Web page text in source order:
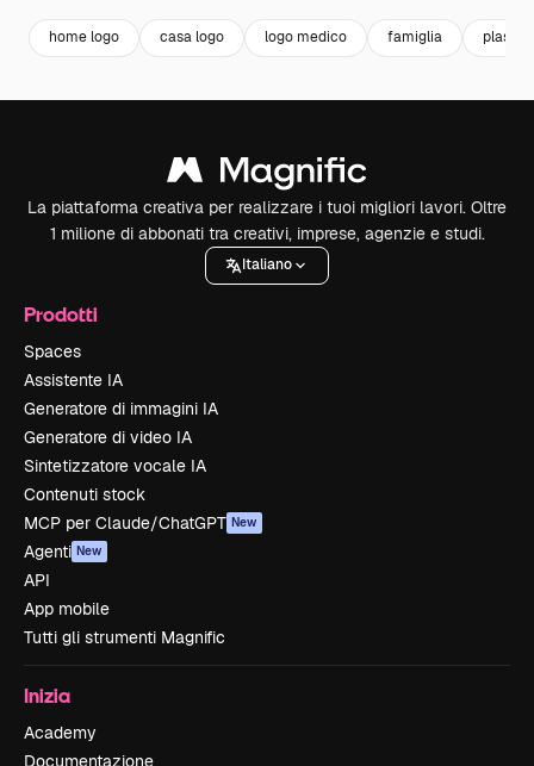
home logo casa logo logo medico famiglia
La piattaforma creativa per realizzare i tuoi migliori lavori. Oltre
1 milione di abbonati tra creativi, imprese, agenzie e studi.
Italiano
Prodotti
Spaces
Assistente IA
Generatore di immagini IA
Generatore di video IA
Sintetizzatore vocale IA
Contenuti stock
MCP per Claude/ChatGPT New
Agenti New
API
App mobile
Tutti gli strumenti Magnific
Inizia
Academy
Documentazione